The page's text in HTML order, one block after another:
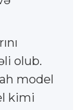
olub.
model
kimi